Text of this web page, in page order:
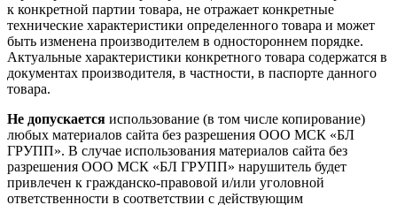
к конкретной партии товара, не отражает конкретные
технические характеристики определенного товара и может
быть изменена производителем в одностороннем порядке.
Актуальные характеристики конкретного товара содержатся в
документах производителя, в частности, в паспорте данного
товара.
Не допускается использование (в том числе копирование)
любых материалов сайта без разрешения ООО МСК «БЛ
ГРУПП». В случае использования материалов сайта без
разрешения ООО МСК «БЛ ГРУПП» нарушитель будет
привлечен к гражданско-правовой и/или уголовной
ответственности в соответствии с действующим